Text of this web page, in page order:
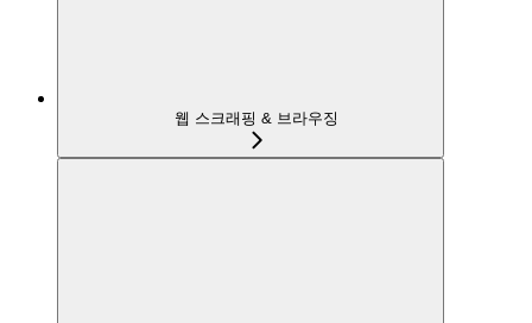
웹 스크래핑 & 브라우징